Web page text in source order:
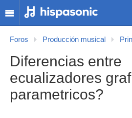
Foros Producción musical
Diferencias entre
ecualizadores
parametricos?